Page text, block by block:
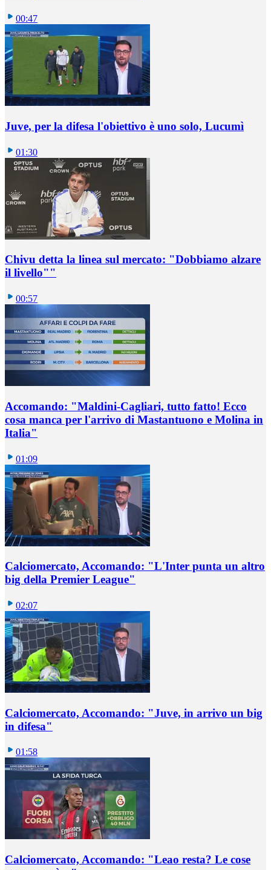
00:47
Juve, per la difesa l'obiettivo è uno solo, Lucumì
01:30
Chivu detta la linea sul mercato: "Dobbiamo alzare
il livello""
00:57
Accomando: "Maldini-Cagliari, tutto fatto! Ecco
cosa manca per l'arrivo di Mastantuono e Molina in
Italia"
01:09
Calciomercato, Accomando: "L'Inter punta un altro
big della Premier League"
02:07
Calciomercato, Accomando: "Juve, in arrivo un big
in difesa"
01:58
Calciomercato, Accomando: "Leao resta? Le cose